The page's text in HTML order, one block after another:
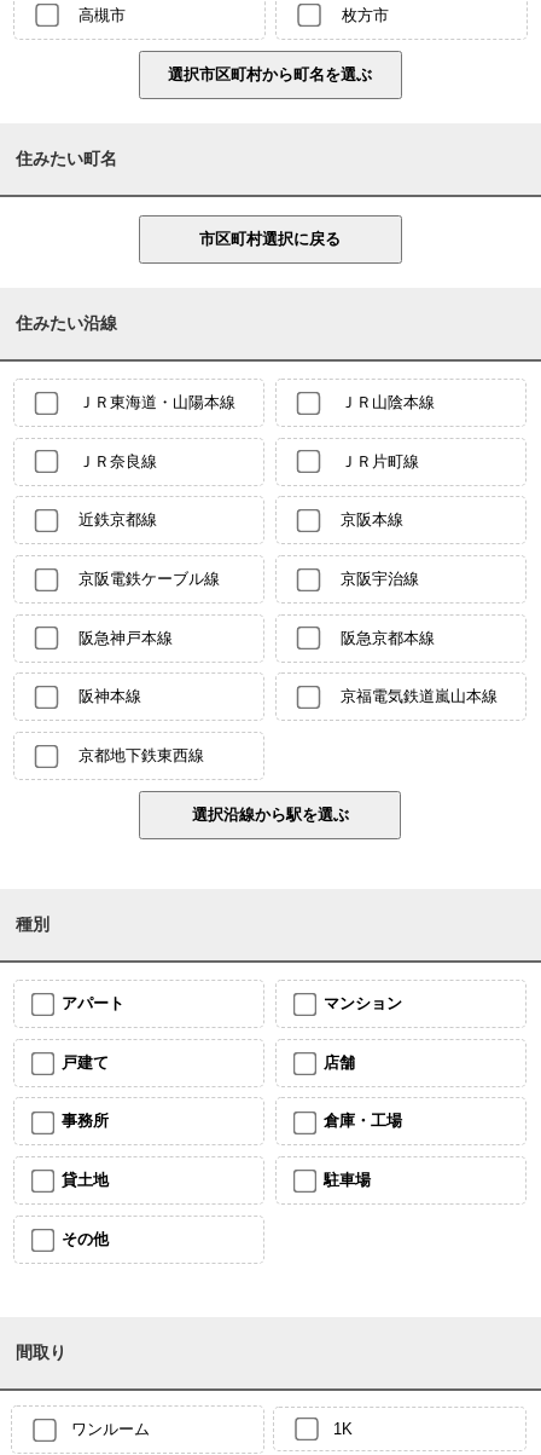
高槻市 枚方市
住みたい町名
住みたい沿線
ＪＲ東海道・山陽本線 ＪＲ山陰本線
ＪＲ奈良線 ＪＲ片町線
近鉄京都線 京阪本線
京阪電鉄ケーブル線 京阪宇治線
阪急神戸本線 阪急京都本線
阪神本線 京福電気鉄道嵐山本線
京都地下鉄東西線
種別
アパート マンション
戸建て 店舗
事務所 倉庫・工場
貸土地 駐車場
その他
間取り
ワンルーム 1K